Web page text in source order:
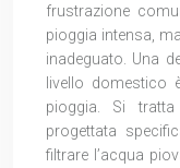
frustrazione
pioggia intensa,
inadeguato. Una
livello domestico
pioggia. Si tratta
progettata
filtrare l’acqua